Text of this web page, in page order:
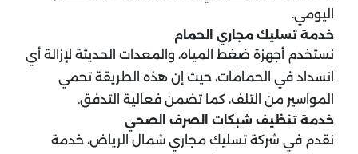
اليومي.
خدمة تسليك مجاري الحمام
نستخدم أجهزة ضغط المياه، والمعدات الحديثة لإزالة أي
انسداد في الحمامات، حيث إن هذه الطريقة تحمي
المواسير من التلف، كما تضمن فعالية التدفق.
خدمة تنظيف شبكات الصرف الصحي
نقدم في شركة تسليك مجاري شمال الرياض، خدمة